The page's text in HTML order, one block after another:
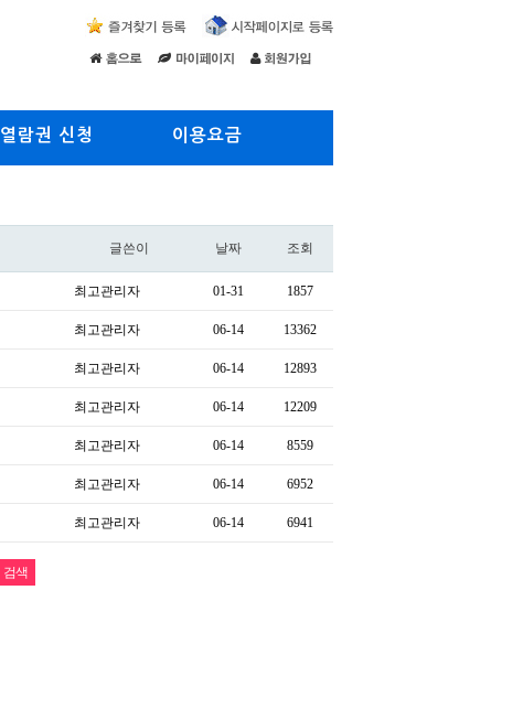
열람권 신청 이용요금
글쓴이 날짜 조회
최고관리자 01-31 1857
최고관리자 06-14 13362
최고관리자 06-14 12893
최고관리자 06-14 12209
최고관리자 06-14 8559
최고관리자 06-14 6952
최고관리자 06-14 6941